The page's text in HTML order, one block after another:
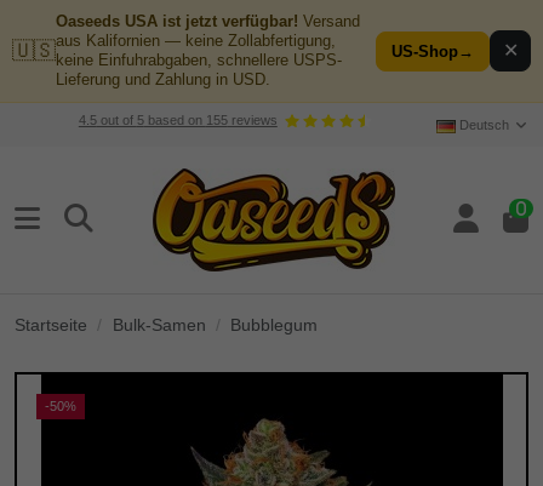
🇺🇸
Oaseeds USA ist jetzt verfügbar! Versand
aus Kalifornien — keine Zollabfertigung,
keine Einfuhrabgaben, schnellere USPS-
Lieferung und Zahlung in USD.
US-Shop→ ✕
4.5out of 5based on 155reviews Deutsch
0
Startseite Bulk-Samen Bubblegum
-50%